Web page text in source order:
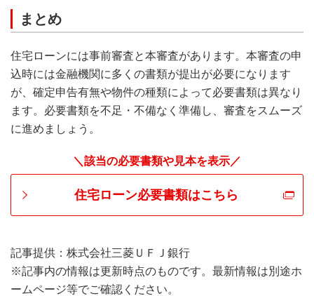
まとめ
住宅ローンには事前審査と本審査があります。本審査の申
込時には金融機関に多くの書類が提出が必要になります
が、確定申告有無や物件の種類によって必要書類は異なり
ます。必要書類を不足・不備なく準備し、審査をスムーズ
に進めましょう。
＼該当の必要書類や見本を表示／
住宅ローン必要書類はこちら
記事提供：株式会社三菱ＵＦＪ銀行
※記事内の情報は更新時点のものです。最新情報は別途ホ
ームページ等でご確認ください。